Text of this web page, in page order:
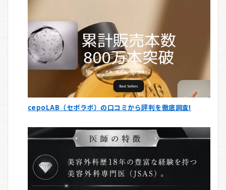
cepoLAB（セポラボ）の口コミから評判を徹底調査!